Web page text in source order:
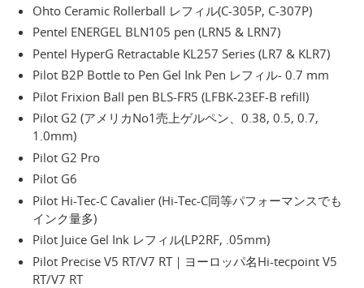
Ohto Ceramic Rollerball レフィル(C-305P, C-307P)
Pentel ENERGEL BLN105 pen (LRN5 & LRN7)
Pentel HyperG Retractable KL257 Series (LR7 & KLR7)
Pilot B2P Bottle to Pen Gel Ink Pen レフィル- 0.7 mm
Pilot Frixion Ball pen BLS-FR5 (LFBK-23EF-B refill)
Pilot G2 (アメリカNo1売上ゲルペン、0.38, 0.5, 0.7,
1.0mm)
Pilot G2 Pro
Pilot G6
Pilot Hi-Tec-C Cavalier (Hi-Tec-C同等パフォーマンスでも
インク量多)
Pilot Juice Gel Ink レフィル(LP2RF, .05mm)
Pilot Precise V5 RT/V7 RT｜ヨーロッパ名Hi-tecpoint V5
RT/V7 RT